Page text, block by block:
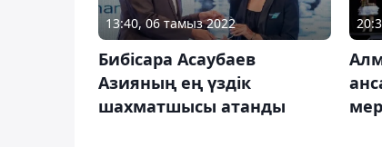
13:40, 06 тамыз 2022
Бибісара Асаубаев
Азияның ең үздік
шахматшысы атанды